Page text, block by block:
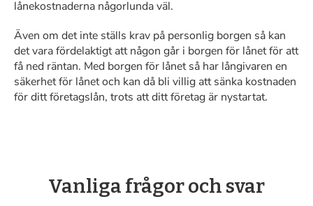
lånekostnaderna någorlunda väl.
Även om det inte ställs krav på personlig borgen så kan
det vara fördelaktigt att någon går i borgen för lånet för att
få ned räntan. Med borgen för lånet så har långivaren en
säkerhet för lånet och kan då bli villig att sänka kostnaden
för ditt företagslån, trots att ditt företag är nystartat.
Vanliga frågor och svar